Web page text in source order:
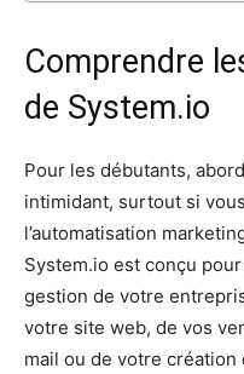
Comprendre
de System.io
Pour les débutants,
intimidant, surtout si
l’automatisation
System.io est conçu
gestion de votre
votre site web, de vos
mail ou de votre création